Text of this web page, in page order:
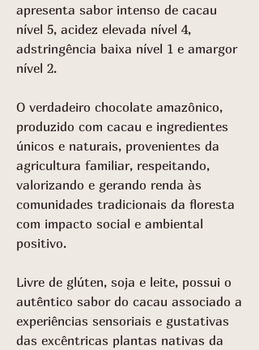
apresenta sabor intenso de cacau
nível 5, acidez elevada nível 4,
adstringência baixa nível 1 e amargor
nível 2.
O verdadeiro chocolate amazônico,
produzido com cacau e ingredientes
únicos e naturais, provenientes da
agricultura familiar, respeitando,
valorizando e gerando renda às
comunidades tradicionais da floresta
com impacto social e ambiental
positivo.
Livre de glúten, soja e leite, possui o
autêntico sabor do cacau associado a
experiências sensoriais e gustativas
das excêntricas plantas nativas da